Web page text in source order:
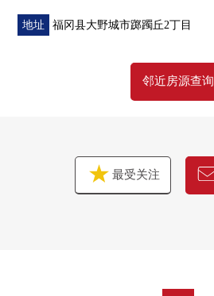
地址 福冈县大野城市踯躅丘2丁目
邻近房源查询
最受关注